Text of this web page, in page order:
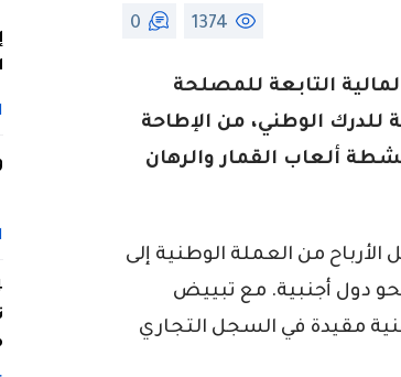
1374
0
التابعة للمصلحة
للدرك الوطني، من الإطاحة
ألعاب القمار والرهان
من العملة الوطنية إلى
دول أجنبية. مع تبييض
مقيدة في السجل التجاري